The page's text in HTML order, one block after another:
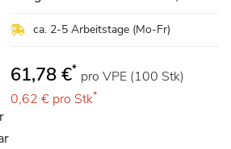
ca. 2-5 Arbeitstage (Mo-Fr)
61,78 €* pro VPE (100 Stk)
0,62 € pro Stk*